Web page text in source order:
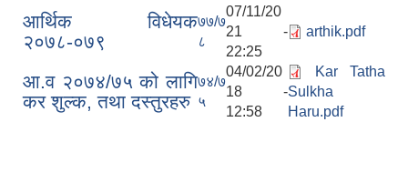
आर्थिक विधेयक
२०७८-०७९
७७/७
८
07/11/20
21 -
22:25
arthik.pdf
आ.व २०७४/७५ को लागि
कर शुल्क, तथा दस्तुरहरु
७४/७
५
04/02/20
18 -
12:58
Kar Tatha
Sulkha
Haru.pdf